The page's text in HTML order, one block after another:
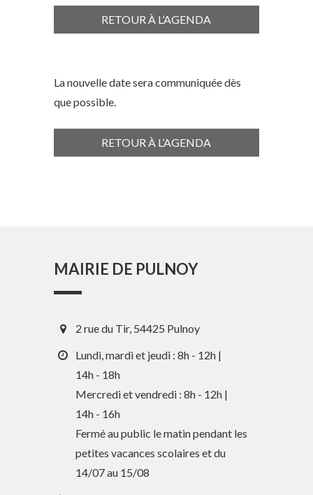
RETOUR À L’AGENDA
La nouvelle date sera communiquée dès
que possible.
RETOUR À L’AGENDA
Guide des activités et services
MAIRIE DE PULNOY
2 rue du Tir, 54425 Pulnoy
Lundi, mardi et jeudi : 8h - 12h |
14h - 18h
Mercredi et vendredi : 8h - 12h |
14h - 16h
Fermé au public le matin pendant les
petites vacances scolaires et du
14/07 au 15/08